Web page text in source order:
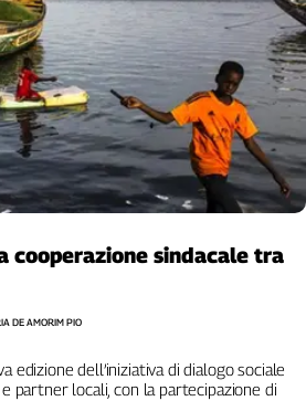
cooperazione sindacale tra
edizione dell’iniziativa di dialogo sociale
partner locali, con la partecipazione di
DE AMORIM PIO